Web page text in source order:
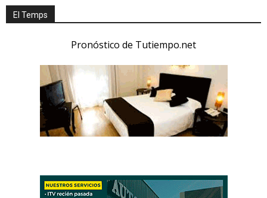
El Temps
Pronóstico de Tutiempo.net